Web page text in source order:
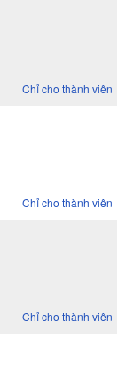
Chỉ cho thành viên
Chỉ cho thành viên
Chỉ cho thành viên